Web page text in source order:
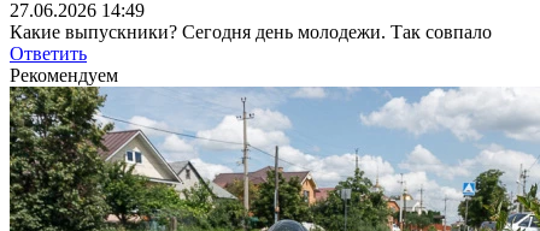
27.06.2026 14:49
Какие выпускники? Сегодня день молодежи. Так совпало
Ответить
Рекомендуем